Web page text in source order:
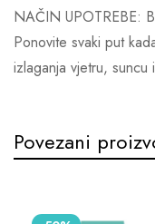
NAČIN UPOTREBE:
Ponovite svaki put
izlaganja vjetru, suncu
Povezani